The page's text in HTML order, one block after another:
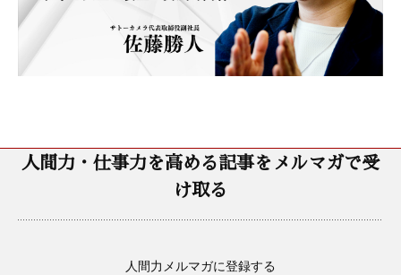
人間力・仕事力を高める記事をメルマガで受
け取る
人間力メルマガに登録する